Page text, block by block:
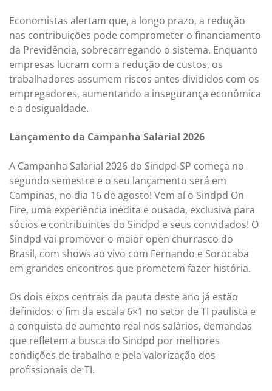
Economistas alertam que, a longo prazo, a redução
nas contribuições pode comprometer o financiamento
da Previdência, sobrecarregando o sistema. Enquanto
empresas lucram com a redução de custos, os
trabalhadores assumem riscos antes divididos com os
empregadores, aumentando a insegurança econômica
e a desigualdade.
Lançamento da Campanha Salarial 2026
A Campanha Salarial 2026 do Sindpd-SP começa no
segundo semestre e o seu lançamento será em
Campinas, no dia 16 de agosto! Vem aí o Sindpd On
Fire, uma experiência inédita e ousada, exclusiva para
sócios e contribuintes do Sindpd e seus convidados! O
Sindpd vai promover o maior open churrasco do
Brasil, com shows ao vivo com Fernando e Sorocaba
em grandes encontros que prometem fazer história.
Os dois eixos centrais da pauta deste ano já estão
definidos: o fim da escala 6×1 no setor de TI paulista e
a conquista de aumento real nos salários, demandas
que refletem a busca do Sindpd por melhores
condições de trabalho e pela valorização dos
profissionais de TI.